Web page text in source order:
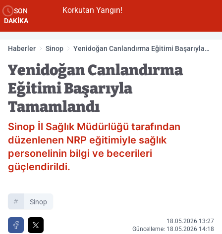
SON
DAKİKA
Korkutan Yangın!
Haberler Sinop
Yenidoğan Canlandırma Eğitimi Başarıyla
Yenidoğan Canlandırma
Eğitimi Başarıyla
Tamamlandı
Sinop İl Sağlık Müdürlüğü tarafından
düzenlenen NRP eğitimiyle sağlık
personelinin bilgi ve becerileri
güçlendirildi.
Sinop
18.05.2026 13:27
Güncelleme: 18.05.2026 14:18